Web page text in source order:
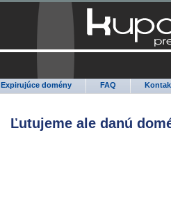
Expirujúce domény FAQ
Ľutujeme ale danú